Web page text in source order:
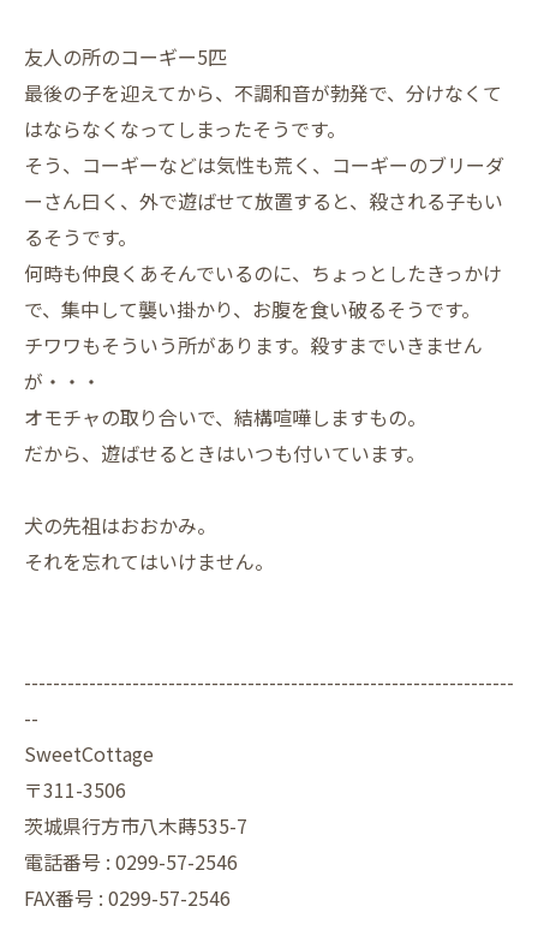
友人の所のコーギー5匹
最後の子を迎えてから、不調和音が勃発で、分けなくて
はならなくなってしまったそうです。
そう、コーギーなどは気性も荒く、コーギーのブリーダ
ーさん曰く、外で遊ばせて放置すると、殺される子もい
るそうです。
何時も仲良くあそんでいるのに、ちょっとしたきっかけ
で、集中して襲い掛かり、お腹を食い破るそうです。
チワワもそういう所があります。殺すまでいきません
が・・・
オモチャの取り合いで、結構喧嘩しますもの。
だから、遊ばせるときはいつも付いています。
犬の先祖はおおかみ。
それを忘れてはいけません。
--------------------------------------------------------------------
--
SweetCottage
〒311-3506
茨城県行方市八木蒔535-7
電話番号 : 0299-57-2546
FAX番号 : 0299-57-2546